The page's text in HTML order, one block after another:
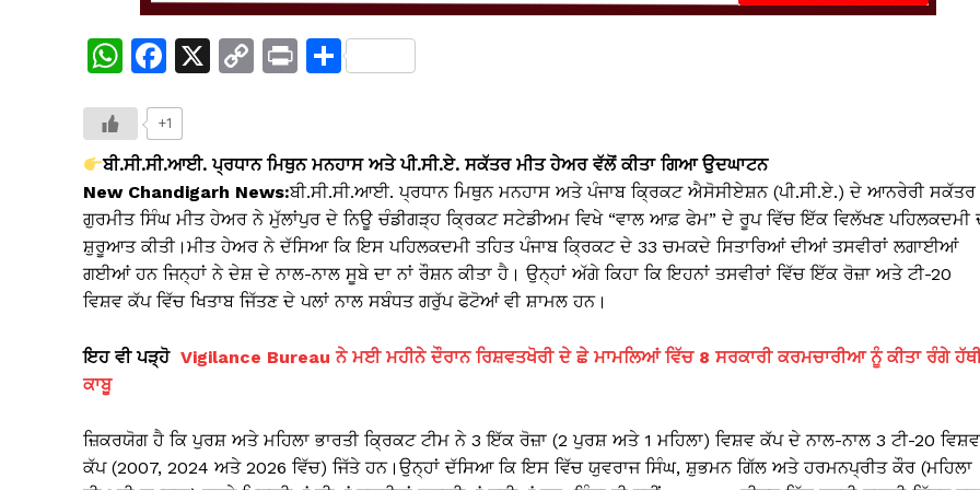
W
at
s
A
p
p
F
c
e
b
o
o
k
X
C
y
Li
n
k
Pr S
e
+1
ਬੀ.ਸੀ.ਸੀ.ਆਈ. ਪ੍ਰਧਾਨ ਮਿਥੁਨ ਮਨਹਾਸ ਅਤੇ ਪੀ.ਸੀ.ਏ. ਸਕੱਤਰ ਮੀਤ ਹੇਅਰ ਵੱਲੋਂ ਕੀਤਾ ਗਿਆ ਉਦਘਾਟਨ
New Chandigarh News:ਬੀ.ਸੀ.ਸੀ.ਆਈ. ਪ੍ਰਧਾਨ ਮਿਥੁਨ ਮਨਹਾਸ ਅਤੇ ਪੰਜਾਬ ਕ੍ਰਿਕਟ ਐਸੋਸੀਏਸ਼ਨ (ਪੀ.ਸੀ.ਏ.) ਦੇ ਆਨਰੇਰੀ ਸਕੱਤਰ
ਗੁਰਮੀਤ ਸਿੰਘ ਮੀਤ ਹੇਅਰ ਨੇ ਮੁੱਲਾਂਪੁਰ ਦੇ ਨਿਊ ਚੰਡੀਗੜ੍ਹ ਕ੍ਰਿਕਟ ਸਟੇਡੀਅਮ ਵਿਖੇ “ਵਾਲ ਆਫ਼ ਫੇਮ” ਦੇ ਰੂਪ ਵਿੱਚ ਇੱਕ ਵਿਲੱਖਣ ਪਹਿਲਕਦਮੀ
ਸ਼ੁਰੂਆਤ ਕੀਤੀ।ਮੀਤ ਹੇਅਰ ਨੇ ਦੱਸਿਆ ਕਿ ਇਸ ਪਹਿਲਕਦਮੀ ਤਹਿਤ ਪੰਜਾਬ ਕ੍ਰਿਕਟ ਦੇ 33 ਚਮਕਦੇ ਸਿਤਾਰਿਆਂ ਦੀਆਂ ਤਸਵੀਰਾਂ ਲਗਾਈਆਂ
ਗਈਆਂ ਹਨ ਜਿਨ੍ਹਾਂ ਨੇ ਦੇਸ਼ ਦੇ ਨਾਲ-ਨਾਲ ਸੂਬੇ ਦਾ ਨਾਂ ਰੌਸ਼ਨ ਕੀਤਾ ਹੈ। ਉਨ੍ਹਾਂ ਅੱਗੇ ਕਿਹਾ ਕਿ ਇਹਨਾਂ ਤਸਵੀਰਾਂ ਵਿੱਚ ਇੱਕ ਰੋਜ਼ਾ ਅਤੇ ਟੀ-20
ਵਿਸ਼ਵ ਕੱਪ ਵਿੱਚ ਖਿਤਾਬ ਜਿੱਤਣ ਦੇ ਪਲਾਂ ਨਾਲ ਸਬੰਧਤ ਗਰੁੱਪ ਫੋਟੋਆਂ ਵੀ ਸ਼ਾਮਲ ਹਨ।
ਇਹ ਵੀ ਪੜ੍ਹੋ Vigilance Bureau ਨੇ ਮਈ ਮਹੀਨੇ ਦੌਰਾਨ ਰਿਸ਼ਵਤਖੋਰੀ ਦੇ ਛੇ ਮਾਮਲਿਆਂ ਵਿੱਚ 8 ਸਰਕਾਰੀ ਕਰਮਚਾਰੀਆ ਨੂੰ ਕੀਤਾ ਰੰਗੇ
ਕਾਬੂ
ਜ਼ਿਕਰਯੋਗ ਹੈ ਕਿ ਪੁਰਸ਼ ਅਤੇ ਮਹਿਲਾ ਭਾਰਤੀ ਕ੍ਰਿਕਟ ਟੀਮ ਨੇ 3 ਇੱਕ ਰੋਜ਼ਾ (2 ਪੁਰਸ਼ ਅਤੇ 1 ਮਹਿਲਾ) ਵਿਸ਼ਵ ਕੱਪ ਦੇ ਨਾਲ-ਨਾਲ 3 ਟੀ-20 ਵਿਸ਼ਵ
ਕੱਪ (2007, 2024 ਅਤੇ 2026 ਵਿੱਚ) ਜਿੱਤੇ ਹਨ।ਉਨ੍ਹਾਂ ਦੱਸਿਆ ਕਿ ਇਸ ਵਿੱਚ ਯੁਵਰਾਜ ਸਿੰਘ, ਸ਼ੁਭਮਨ ਗਿੱਲ ਅਤੇ ਹਰਮਨਪ੍ਰੀਤ ਕੌਰ (ਮਹਿਲਾ